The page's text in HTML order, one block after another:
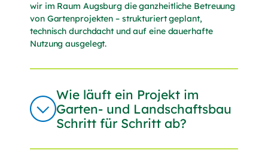
Der 10€-Gutschein gilt nur für Privatkunden;
für den Erhalt des 10€-Gutscheins ist die Einwilligung
erforderlich; der Gutschein wird nach erfolgreicher
Bestätigung der E-Mail-Adresse versendet. Der
kann ab einem Mindesteinkaufswert von 50 € in den
unsere Dienstleistungen eingelöst werden. Eine
Barauszahlung ist ausgeschlossen.
Ich habe dieDatenschutzerklärung
und akzeptiere sie.
Zur Sicherheitsprüfung verwenden wir
wir im Raum Augsburg die ganzheitliche Betreuung
von Gartenprojekten – strukturiert geplant,
technisch durchdacht und auf eine dauerhafte
Nutzung ausgelegt.
Wie läuft ein Projekt im
Garten- und Landschaftsbau
Schritt für Schritt ab?